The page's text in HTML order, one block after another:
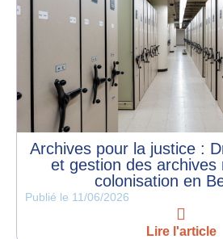
Archives pour la justice :
et gestion des archives
colonisation en
Publié le 11/06/2026
Lire l'article